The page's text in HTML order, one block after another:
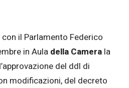
il Parlamento Federico
in Aula della Camera la
del ddl di
modificazioni, del decreto